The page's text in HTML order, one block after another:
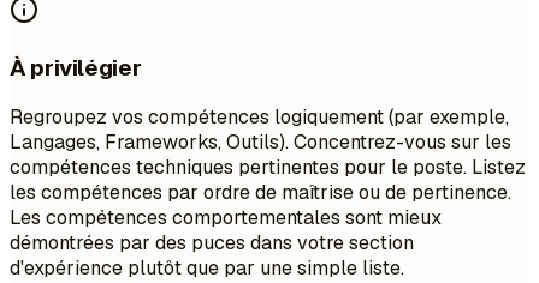
À privilégier
Regroupez vos compétences logiquement (par exemple,
Langages, Frameworks, Outils). Concentrez-vous sur les
compétences techniques pertinentes pour le poste. Listez
les compétences par ordre de maîtrise ou de pertinence.
Les compétences comportementales sont mieux
démontrées par des puces dans votre section
d'expérience plutôt que par une simple liste.